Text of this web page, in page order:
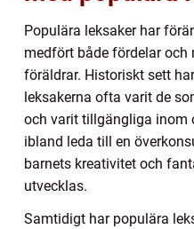
Populära leksaker har
medfört både fördelar och
föräldrar. Historiskt sett
leksakerna ofta varit de
och varit tillgängliga inom
ibland leda till en
barnets kreativitet och
utvecklas.
Samtidigt har populära